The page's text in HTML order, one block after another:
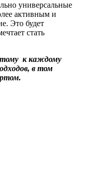
универсальные
активным и
Это будет
стать
к каждому
в том